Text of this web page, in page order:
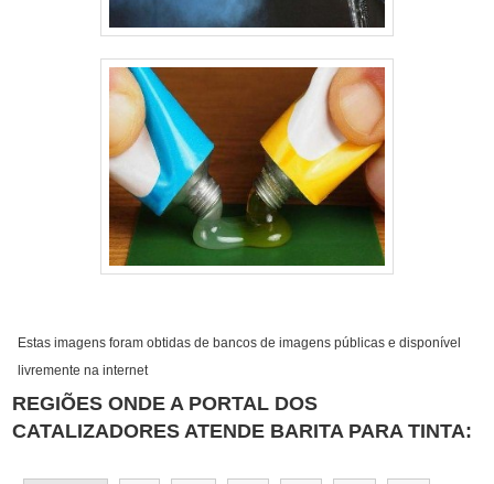
Estas imagens foram obtidas de bancos de imagens públicas e disponível
livremente na internet
REGIÕES ONDE A PORTAL DOS
CATALIZADORES ATENDE BARITA PARA TINTA: